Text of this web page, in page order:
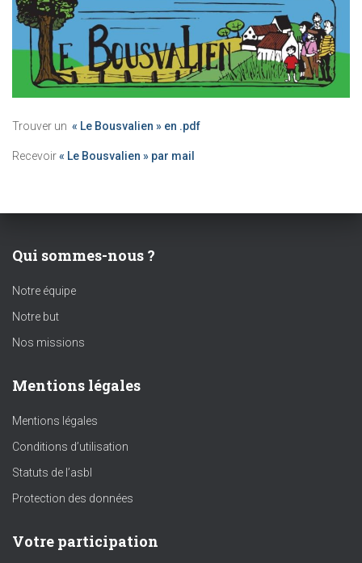
Trouver un « Le Bousvalien » en .pdf
Recevoir« Le Bousvalien » par mail
Qui sommes-nous ?
Notre équipe
Notre but
Nos missions
Mentions légales
Mentions légales
Conditions d’utilisation
Statuts de l’asbl
Protection des données
Votre participation